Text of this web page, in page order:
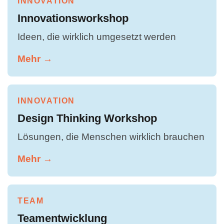
Innovationsworkshop
Ideen, die wirklich umgesetzt werden
Mehr →
INNOVATION
Design Thinking Workshop
Lösungen, die Menschen wirklich brauchen
Mehr →
TEAM
Teamentwicklung